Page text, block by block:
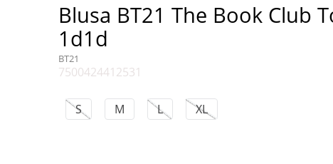
Blusa BT21 The Book Club
1d1d
BT21
7500424412531
S M L XL